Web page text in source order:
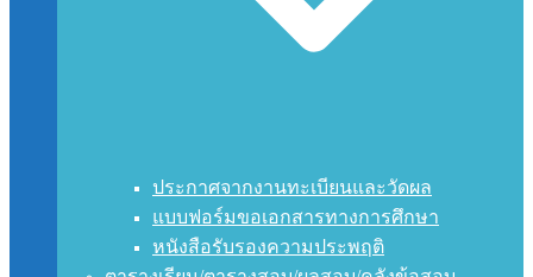
ประกาศจากงานทะเบียนและวัดผล
แบบฟอร์มขอเอกสารทางการศึกษา
หนังสือรับรองความประพฤติ